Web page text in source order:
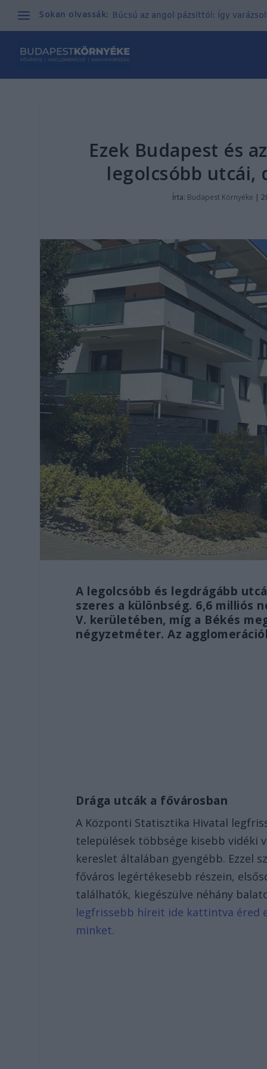
Sokan olvassák: Búcsú az angol pázsittól: Így
Ezek Budapest és
legolcsóbb utcái,
Írta: Budapest Környéke |
A legolcsóbb és legdrágább
szeres a különbség. 6,6 milliós
V. kerületében, míg a Békés
négyzetméter. Az
Drága utcák a fővárosban
A Központi Statisztika Hivatal
települések többsége kisebb vidéki
kereslet általában gyengébb. Ezzel
főváros legértékesebb részein,
találhatók, kiegészülve néhány
legfrissebb híreit ide kattintva éred
minket.